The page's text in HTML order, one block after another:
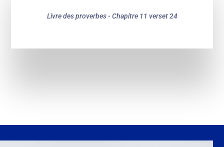
Livre des proverbes - Chapitre 11 verset 24